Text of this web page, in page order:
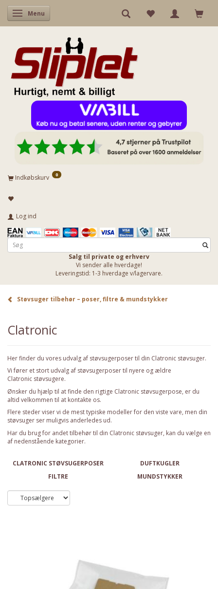
Skifte navigation
Menu
Indkøbskurv 0
Log ind
Salg til private og erhverv
Vi sender alle hverdage!
Leveringstid: 1-3 hverdage v/lagervare.
Støvsuger tilbehør – poser, filtre & mundstykker
Clatronic
Her finder du vores udvalg af støvsugerposer til din Clatronic støvsuger.
Vi fører et stort udvalg af støvsugerposer til nyere og ældre
Clatronic støvsugere.
Ønsker du hjælp til at finde den rigtige Clatronic støvsugerpose, er du
altid velkommen til at kontakte os.
Flere steder viser vi de mest typiske modeller for den viste vare, men din
støvsuger ser muligvis anderledes ud.
Har du brug for andet tilbehør til din Clatronic støvsuger, kan du vælge en
af nedenstående kategorier.
CLATRONIC STØVSUGERPOSER
DUFTKUGLER
FILTRE
MUNDSTYKKER